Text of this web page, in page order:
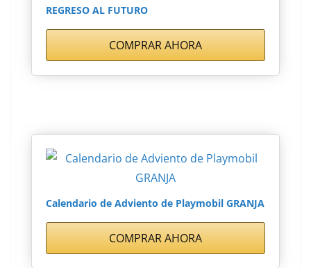
REGRESO AL FUTURO
COMPRAR AHORA
Calendario de Adviento de Playmobil GRANJA
COMPRAR AHORA